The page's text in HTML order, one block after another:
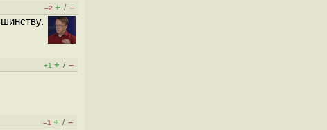
–2 + / –
+1 + / –
–1 + / –